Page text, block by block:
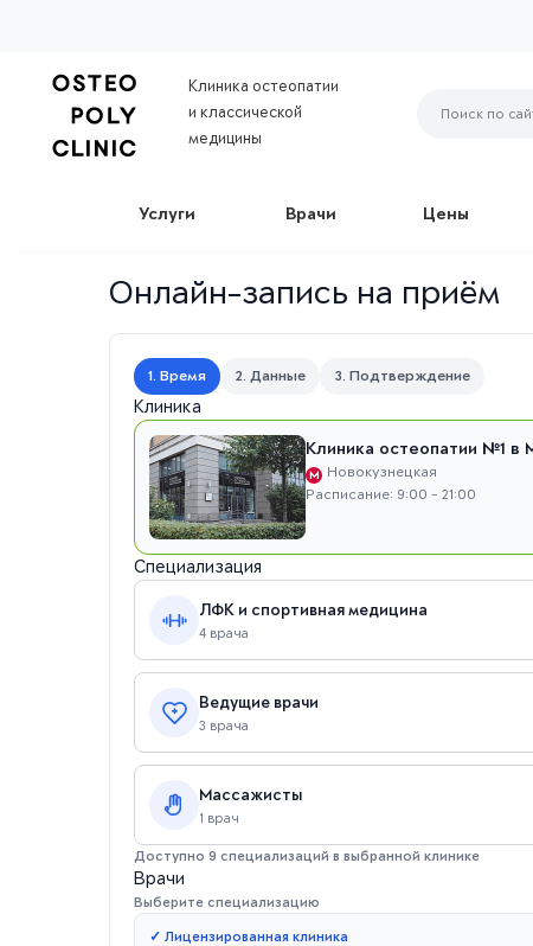
Клиника остеопатии
и классической
медицины
Услуги Врачи Цены
Онлайн-запись на приём
1. Время 2. Данные 3. Подтверждение
Клиника
Клиника остеопатии №1 в
М
Новокузнецкая
Расписание: 9:00 - 21:00
Специализация
ЛФК и спортивная медицина
4 врача
Ведущие врачи
3 врача
Массажисты
1 врач
Доступно 9 специализаций в выбранной клинике
Врачи
Выберите специализацию
✓ Лицензированная клиника